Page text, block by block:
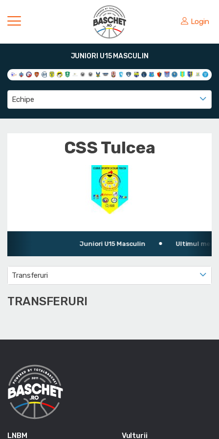
Login
JUNIORI U15 MASCULIN
Echipe
CSS Tulcea
Juniori U15 Masculin Ultimul meci:
Transferuri
TRANSFERURI
LNBM Vulturii